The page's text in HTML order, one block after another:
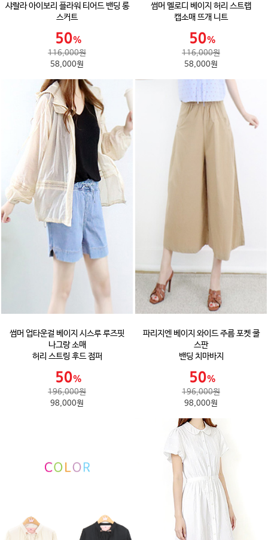
샤랄라 아이보리 플라워 티어드 밴딩 롱
스커트
116,000원
58,000원
썸머 멜로디 베이지 허리 스트랩
캡소매 뜨개 니트
116,000원
58,000원
썸머 업타운걸 베이지 시스루 루즈핏
나그랑 소매
허리 스트링 후드 점퍼
196,000원
98,000원
파리지엔 베이지 와이드 주름 포켓 쿨
스판
밴딩 치마바지
196,000원
98,000원